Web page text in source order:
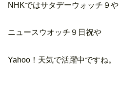
NHKではサタデーウォッチ９や
ニュースウオッチ９日祝や
Yahoo！天気で活躍中ですね。